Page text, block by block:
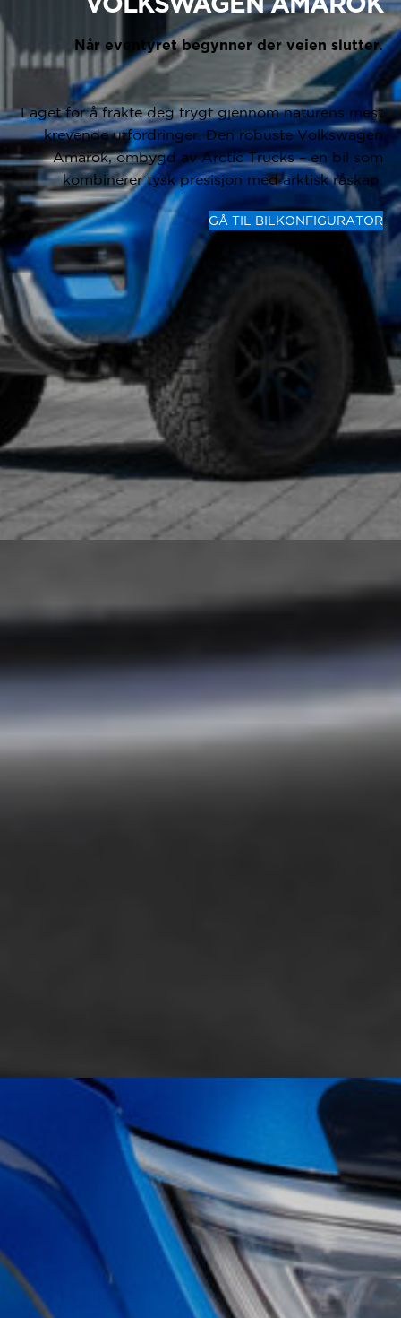
VOLKSWAGEN AMAROK
Når eventyret begynner der veien slutter.
Laget for å frakte deg trygt gjennom naturens mest
krevende utfordringer. Den robuste Volkswagen
Amarok, ombygd av Arctic Trucks – en bil som
kombinerer tysk presisjon med arktisk råskap.
GÅ TIL BILKONFIGURATOR